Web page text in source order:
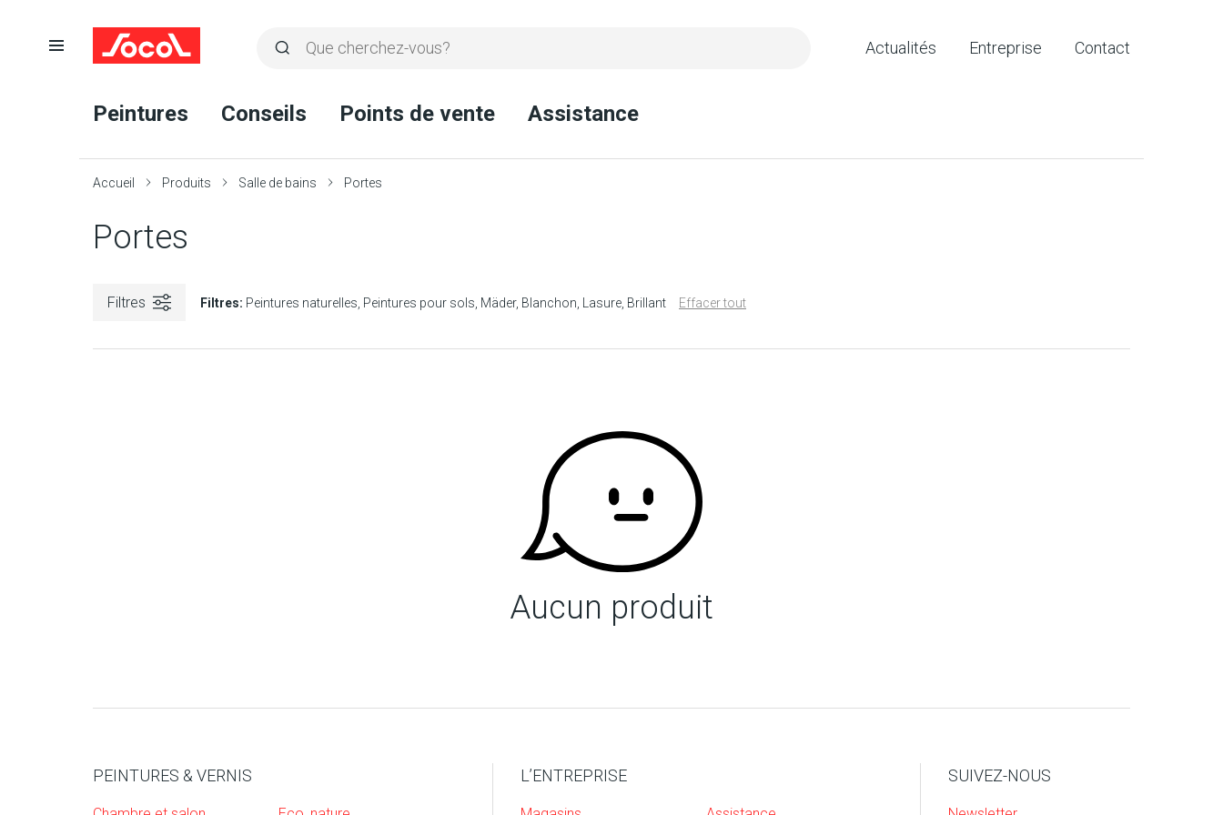
Rechercher
recherche
Ouvrir
Peintures Conseils Points de vente Assistance
Actualités Entreprise Contact
Accueil Produits Salle de bains Portes
Portes
Filtres Filtres: Peintures naturelles Peintures pour sols Mäder Blanchon Lasure Brillant Effacer tout
Aucun produit
PEINTURES & VERNIS L’ENTREPRISE SUIVEZ-NOUS